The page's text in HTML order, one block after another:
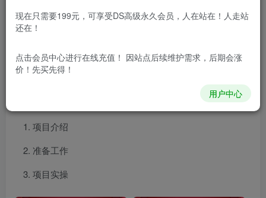
项目介绍
就可以！！完全不需要任何门槛，非常适合小白入局！不需
要你有其他的能力，只点赞，就能轻松赚美金！
项目介绍
准备工作
项目实操
现在只需要199元，可享受DS高级永久会员，人在站在！人走站
还在！
点击会员中心进行在线充值！ 因站点后续维护需求，后期会涨
价！先买先得！
用户中心